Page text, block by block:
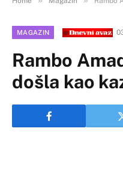
MAGAZIN
Rambo
došla kao